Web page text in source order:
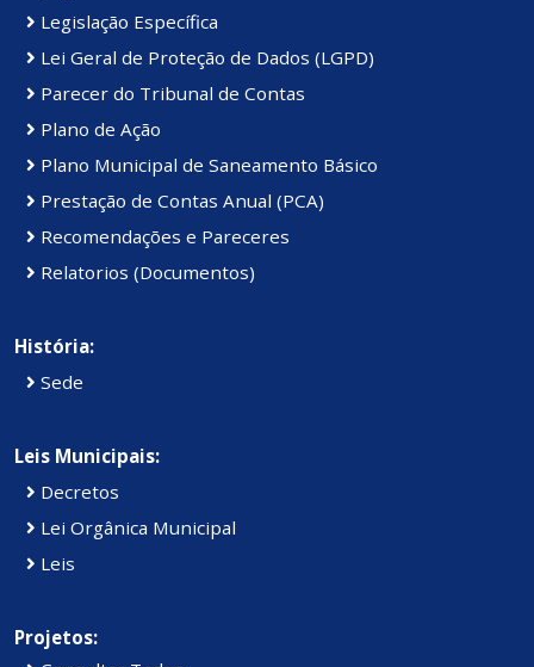
Legislação Específica
Lei Geral de Proteção de Dados (LGPD)
Parecer do Tribunal de Contas
Plano de Ação
Plano Municipal de Saneamento Básico
Prestação de Contas Anual (PCA)
Recomendações e Pareceres
Relatorios (Documentos)
História:
Sede
Leis Municipais:
Decretos
Lei Orgânica Municipal
Leis
Projetos: